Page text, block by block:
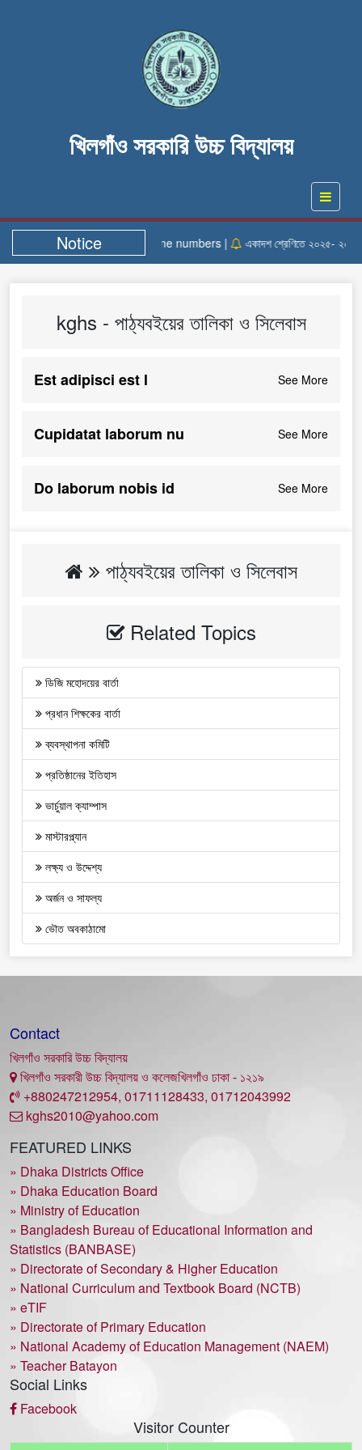
খিলগাঁও সরকারি উচ্চ বিদ্যালয়
Notice Helpline numbers | একাদশ শ্রেণিতে ২০২৫- ২০২৬
kghs - পাঠ্যবইয়ের তালিকা ও সিলেবাস
Est adipisci est l See More
Cupidatat laborum nu See More
Do laborum nobis id See More
পাঠ্যবইয়ের তালিকা ও সিলেবাস
Related Topics
ডিজি মহোদয়ের বার্তা
প্রধান শিক্ষকের বার্তা
ব্যবস্থাপনা কমিটি
প্রতিষ্ঠানের ইতিহাস
ভার্চুয়াল ক্যাম্পাস
মাস্টারপ্ল্যান
লক্ষ্য ও উদ্দেশ্য
অর্জন ও সাফল্য
ভৌত অবকাঠামো
Contact
খিলগাঁও সরকারি উচ্চ বিদ্যালয়
খিলগাঁও সরকারী উচ্চ বিদ্যালয় ও কলেজখিলগাঁও ঢাকা - ১২১৯
+880247212954, 01711128433, 01712043992
kghs2010@yahoo.com
FEATURED LINKS
» Dhaka Districts Office
» Dhaka Education Board
» Ministry of Education
» Bangladesh Bureau of Educational Information and
Statistics (BANBASE)
» Directorate of Secondary & Higher Education
» National Curriculum and Textbook Board (NCTB)
» eTIF
» Directorate of Primary Education
» National Academy of Education Management (NAEM)
» Teacher Batayon
Social Links
Facebook
Visitor Counter